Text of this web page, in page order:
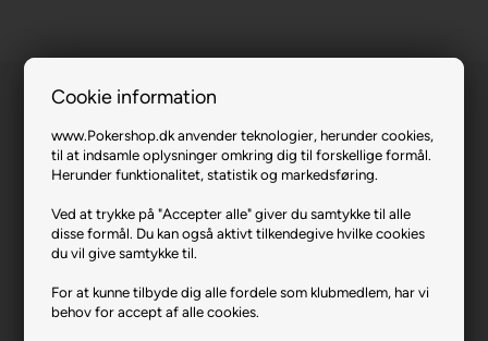
Cookie information
www.Pokershop.dk anvender teknologier, herunder cookies,
til at indsamle oplysninger omkring dig til forskellige formål.
Herunder funktionalitet, statistik og markedsføring.
Ved at trykke på "Accepter alle" giver du samtykke til alle
disse formål. Du kan også aktivt tilkendegive hvilke cookies
du vil give samtykke til.
For at kunne tilbyde dig alle fordele som klubmedlem, har vi
behov for accept af alle cookies.
Gavekort.
Varenr.: 20060121